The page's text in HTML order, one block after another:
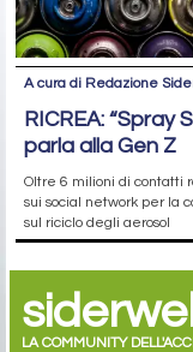
A cura di Redazione
RICREA: “Spray
parla alla Gen Z
Oltre 6 milioni di contatti
sui social network per la
sul riciclo degli aerosol
LA COMMUNITY